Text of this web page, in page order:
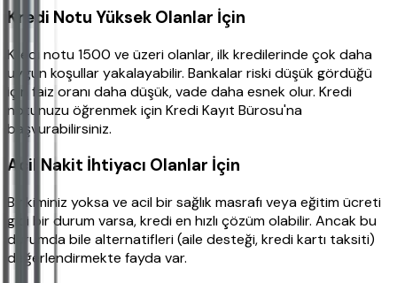
Kredi Notu Yüksek Olanlar İçin
Kredi notu 1500 ve üzeri olanlar, ilk kredilerinde çok daha
uygun koşullar yakalayabilir. Bankalar riski düşük gördüğü
için faiz oranı daha düşük, vade daha esnek olur. Kredi
notunuzu öğrenmek için Kredi Kayıt Bürosu'na
başvurabilirsiniz.
Acil Nakit İhtiyacı Olanlar İçin
Birikiminiz yoksa ve acil bir sağlık masrafı veya eğitim ücreti
gibi bir durum varsa, kredi en hızlı çözüm olabilir. Ancak bu
durumda bile alternatifleri (aile desteği, kredi kartı taksiti)
değerlendirmekte fayda var.